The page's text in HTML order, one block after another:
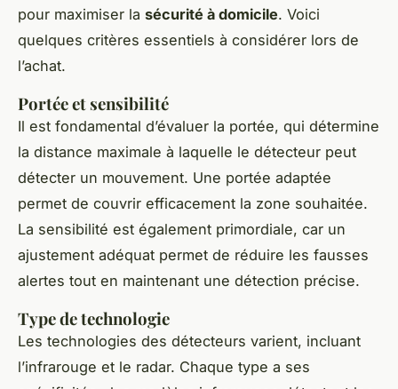
pour maximiser la sécurité à domicile. Voici
quelques critères essentiels à considérer lors de
l’achat.
Portée et sensibilité
Il est fondamental d’évaluer la portée, qui détermine
la distance maximale à laquelle le détecteur peut
détecter un mouvement. Une portée adaptée
permet de couvrir efficacement la zone souhaitée.
La sensibilité est également primordiale, car un
ajustement adéquat permet de réduire les fausses
alertes tout en maintenant une détection précise.
Type de technologie
Les technologies des détecteurs varient, incluant
l’infrarouge et le radar. Chaque type a ses